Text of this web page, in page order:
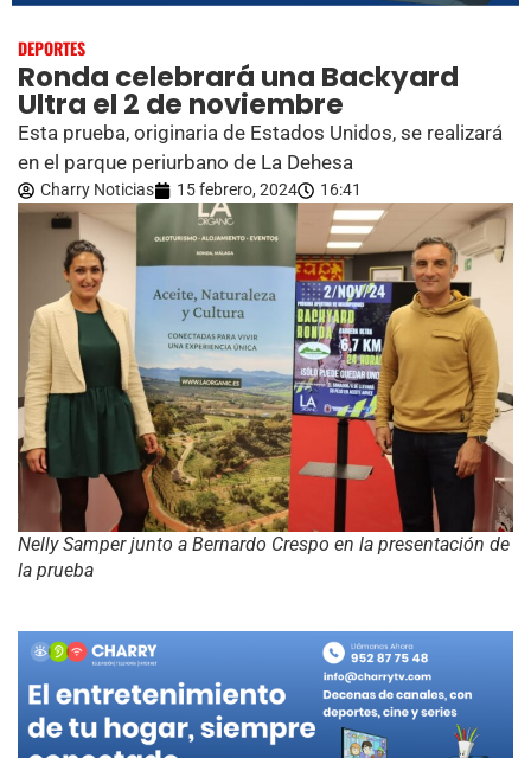
DEPORTES
Ronda celebrará una Backyard
Ultra el 2 de noviembre
Esta prueba, originaria de Estados Unidos, se realizará
en el parque periurbano de La Dehesa
Charry Noticias 15 febrero, 2024 16:41
Nelly Samper junto a Bernardo Crespo en la presentación de
la prueba